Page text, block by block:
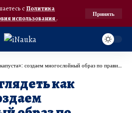
с Политика
использования.
Принять
создаем многослойный образ по правилам
как